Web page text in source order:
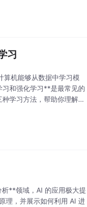
习
算机能够从数据中学习模
和强化学习**是最常见的
学习方法，帮助你理解机
**领域，AI 的应用极大提
理，并展示如何利用 AI 进